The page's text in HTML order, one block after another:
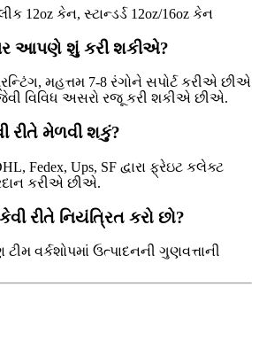
12oz કેન, સ્ટાન્ડર્ડ 12oz/16oz કેન
આપણે શું કરી શકીએ?
મહત્તમ 7-8 રંગોને સપોર્ટ કરીએ છીએ
વિવિધ અસરો રજૂ કરી શકીએ છીએ.
રીતે મેળવી શકું?
Fedex, Ups, SF દ્વારા ફ્રેઇટ કલેક્ટ
કરીએ છીએ.
રીતે નિયંત્રિત કરો છો?
ટીમ વર્કશોપમાં ઉત્પાદનની ગુણવત્તાની